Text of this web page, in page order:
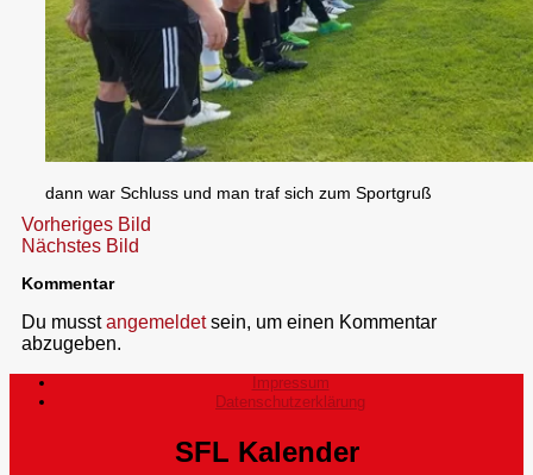
dann war Schluss und man traf sich zum Sportgruß
Vorheriges Bild
Nächstes Bild
Kommentar
Du musstangemeldetsein, um einen Kommentar
abzugeben.
Impressum
Datenschutzerklärung
SFL Kalender